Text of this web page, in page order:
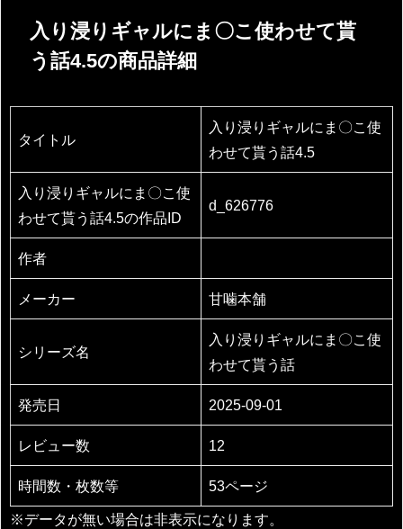
入り浸りギャルにま〇こ使わせて貰
う話4.5の商品詳細
タイトル
入り浸りギャルにま〇こ使
わせて貰う話4.5
入り浸りギャルにま〇こ使
わせて貰う話4.5の作品ID
d_626776
作者
メーカー 甘噛本舗
シリーズ名
入り浸りギャルにま〇こ使
わせて貰う話
発売日 2025-09-01
レビュー数 12
時間数・枚数等 53ページ
※データが無い場合は非表示になります。